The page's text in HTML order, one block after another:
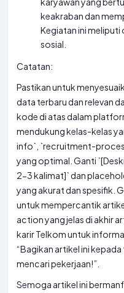
keakraban dan
Kegiatan ini meliputi
sosial.
Catatan:
Pastikan untuk
data terbaru dan relevan
kode di atas dalam
mendukung kelas-kelas
info`, `recruitment-
yang optimal. Ganti
2-3 kalimat]` dan
yang akurat dan spesifik.
untuk mempercantik
action yang jelas di akhir
karir Telkom untuk
“Bagikan artikel ini
mencari pekerjaan!”.
Semoga artikel ini